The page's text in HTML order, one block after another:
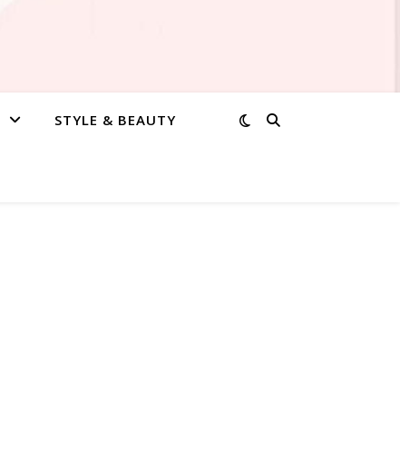
STYLE & BEAUTY